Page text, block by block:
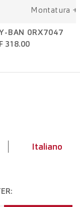
Montatura
BAN 0RX7047
318.00
Italiano